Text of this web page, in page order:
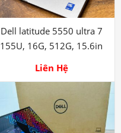
Dell latitude 5550 ultra 7
155U, 16G, 512G, 15.6in
Liên Hệ